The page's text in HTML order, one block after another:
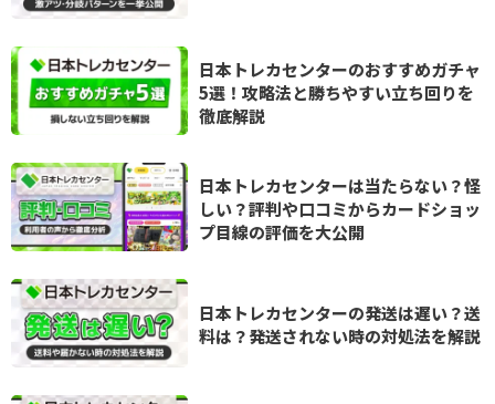
日本トレカセンターのおすすめガチャ
5選！攻略法と勝ちやすい立ち回りを
徹底解説
日本トレカセンターは当たらない？怪
しい？評判や口コミからカードショッ
プ目線の評価を大公開
日本トレカセンターの発送は遅い？送
料は？発送されない時の対処法を解説